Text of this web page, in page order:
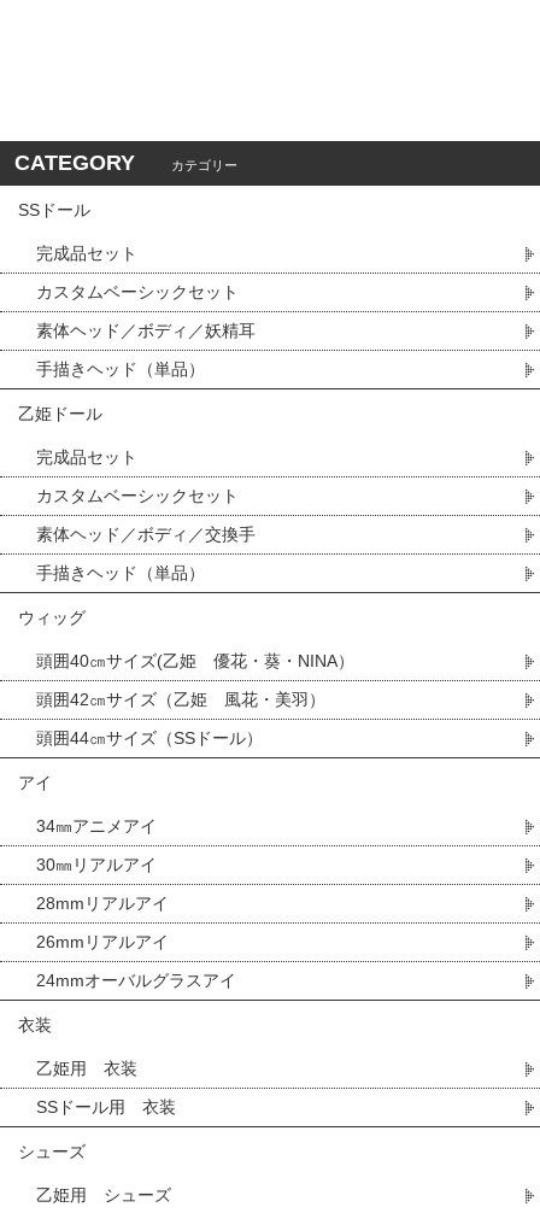
CATEGORY カテゴリー
SSドール
完成品セット
カスタムベーシックセット
素体ヘッド／ボディ／妖精耳
手描きヘッド（単品）
乙姫ドール
完成品セット
カスタムベーシックセット
素体ヘッド／ボディ／交換手
手描きヘッド（単品）
ウィッグ
頭囲40㎝サイズ(乙姫 優花・葵・NINA）
頭囲42㎝サイズ（乙姫 風花・美羽）
頭囲44㎝サイズ（SSドール）
アイ
34㎜アニメアイ
30㎜リアルアイ
28mmリアルアイ
26mmリアルアイ
24mmオーバルグラスアイ
衣装
乙姫用 衣装
SSドール用 衣装
シューズ
乙姫用 シューズ